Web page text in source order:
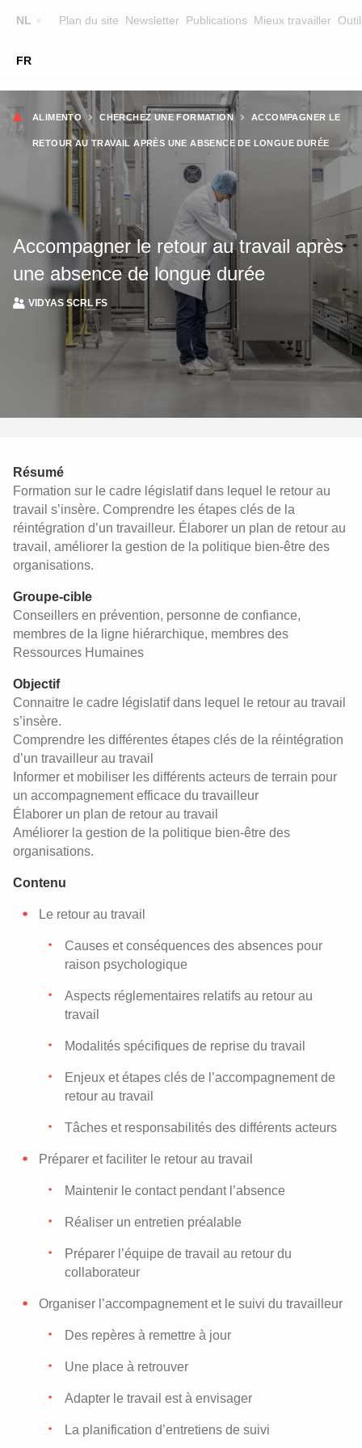
NL
FR
Plan du site Newsletter Publications Mieux travailler
Main
navigation
FORMATION
FORMATEURS
SUR ALIMENTO
EQUIPE
CHERCHER UNE FORMATION
Fil
d'Ariane
ALIMENTO CHERCHEZ UNE FORMATION ACCOMPAGNER LE
RETOUR AU TRAVAIL APRÈS UNE ABSENCE DE LONGUE DURÉE
Accompagner le retour au travail après
une absence de longue durée
VIDYAS SCRL FS
Résumé
Formation sur le cadre législatif dans lequel le retour au
travail s’insère. Comprendre les étapes clés de la
réintégration d’un travailleur. Élaborer un plan de retour au
travail, améliorer la gestion de la politique bien-être des
organisations.
Groupe-cible
Conseillers en prévention, personne de confiance,
membres de la ligne hiérarchique, membres des
Ressources Humaines
Objectif
Connaitre le cadre législatif dans lequel le retour au travail
s’insère.
Comprendre les différentes étapes clés de la réintégration
d’un travailleur au travail
Informer et mobiliser les différents acteurs de terrain pour
un accompagnement efficace du travailleur
Élaborer un plan de retour au travail
Améliorer la gestion de la politique bien-être des
organisations.
Contenu
Le retour au travail
Causes et conséquences des absences pour
raison psychologique
Aspects réglementaires relatifs au retour au
travail
Modalités spécifiques de reprise du travail
Enjeux et étapes clés de l’accompagnement de
retour au travail
Tâches et responsabilités des différents acteurs
Préparer et faciliter le retour au travail
Maintenir le contact pendant l’absence
Réaliser un entretien préalable
Préparer l’équipe de travail au retour du
collaborateur
Organiser l’accompagnement et le suivi du travailleur
Des repères à remettre à jour
Une place à retrouver
Adapter le travail est à envisager
La planification d’entretiens de suivi